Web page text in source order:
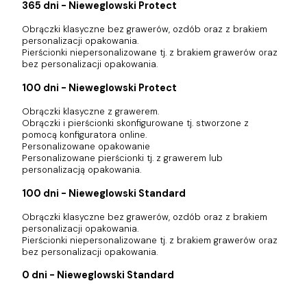
365 dni - Nieweglowski Protect
Obrączki klasyczne bez grawerów, ozdób oraz z brakiem
personalizacji opakowania.
Pierścionki niepersonalizowane tj. z brakiem grawerów oraz
bez personalizacji opakowania.
100 dni - Nieweglowski Protect
Obrączki klasyczne z grawerem.
Obrączki i pierścionki skonfigurowane tj. stworzone z
pomocą konfiguratora online.
Personalizowane opakowanie
Personalizowane pierścionki tj. z grawerem lub
personalizacją opakowania.
100 dni - Nieweglowski Standard
Obrączki klasyczne bez grawerów, ozdób oraz z brakiem
personalizacji opakowania.
Pierścionki niepersonalizowane tj. z brakiem grawerów oraz
bez personalizacji opakowania.
0 dni - Nieweglowski Standard